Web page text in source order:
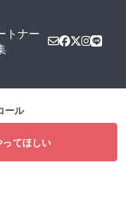
トナー
ール
てほしい